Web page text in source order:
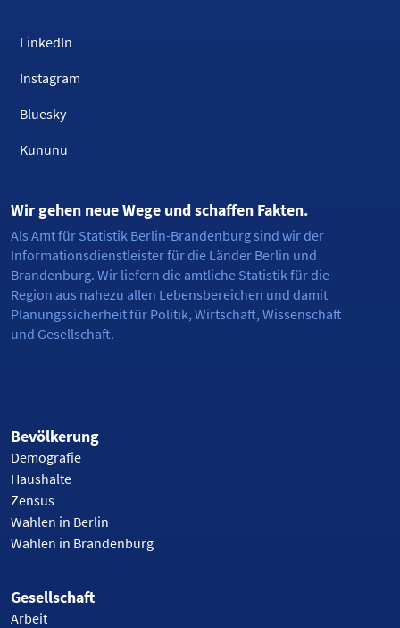
LinkedIn
Instagram
Bluesky
Kununu
Wir gehen neue Wege und schaffen Fakten.
Als Amt für Statistik Berlin-Brandenburg sind wir der
Informationsdienstleister für die Länder Berlin und
Brandenburg. Wir liefern die amtliche Statistik für die
Region aus nahezu allen Lebensbereichen und damit
Planungssicherheit für Politik, Wirtschaft, Wissenschaft
und Gesellschaft.
Bevölkerung
Demografie
Haushalte
Zensus
Wahlen in Berlin
Wahlen in Brandenburg
Gesellschaft
Arbeit